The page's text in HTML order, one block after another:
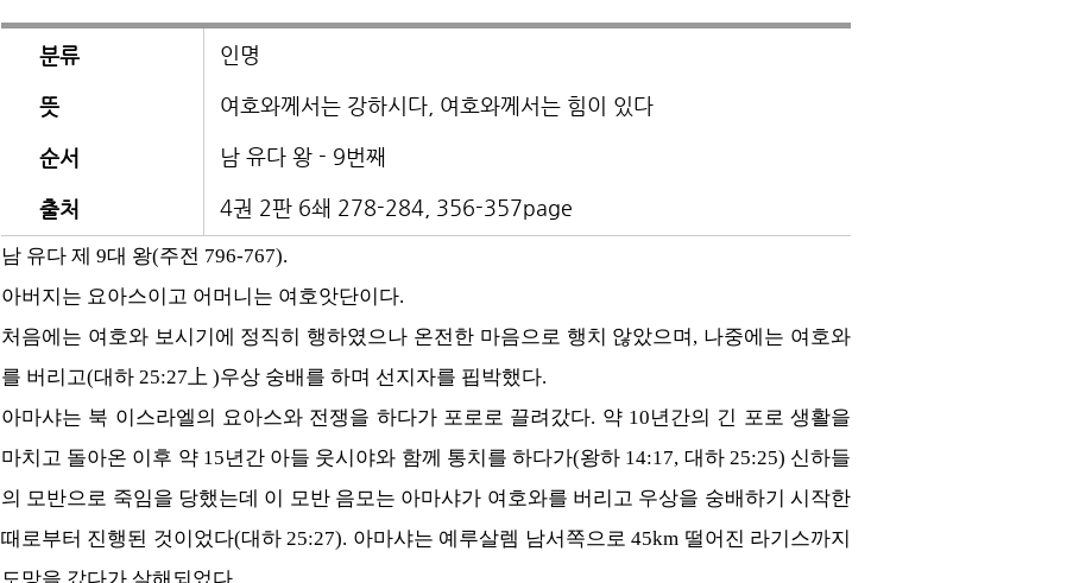
분류 인명
뜻 여호와께서는 강하시다, 여호와께서는 힘이 있다
순서 남 유다 왕 - 9번째
출처 4권 2판 6쇄 278-284, 356-357page
남 유다 제 9대 왕(주전 796-767).
아버지는 요아스이고 어머니는 여호앗단이다.
처음에는 여호와 보시기에 정직히 행하였으나 온전한 마음으로 행치 않았으며, 나중에는 여호와
를 버리고(대하 25:27上 )우상 숭배를 하며 선지자를 핍박했다.
아마샤는 북 이스라엘의 요아스와 전쟁을 하다가 포로로 끌려갔다. 약 10년간의 긴 포로 생활을
마치고 돌아온 이후 약 15년간 아들 웃시야와 함께 통치를 하다가(왕하 14:17, 대하 25:25) 신하들
의 모반으로 죽임을 당했는데 이 모반 음모는 아마샤가 여호와를 버리고 우상을 숭배하기 시작한
때로부터 진행된 것이었다(대하 25:27). 아마샤는 예루살렘 남서쪽으로 45km 떨어진 라기스까지